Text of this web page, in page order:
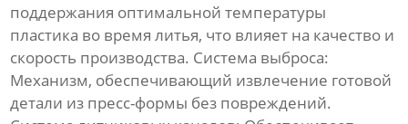
поддержания оптимальной температуры
пластика во время литья, что влияет на качество и
скорость производства. Система выброса:
Механизм, обеспечивающий извлечение готовой
детали из пресс-формы без повреждений.